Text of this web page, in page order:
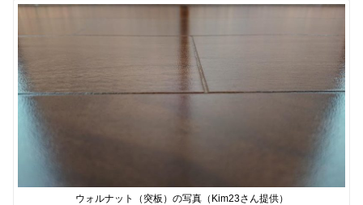
ウォルナット（突板）の写真（Kim23さん提供）